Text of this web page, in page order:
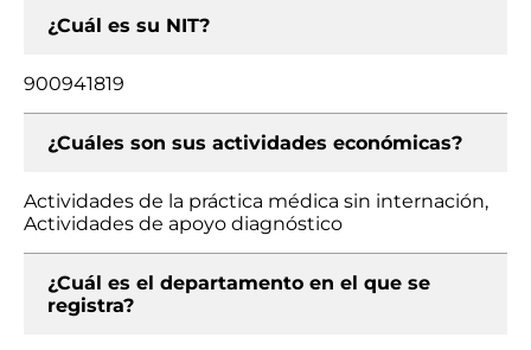
¿Cuál es su NIT?
900941819
¿Cuáles son sus actividades económicas?
Actividades de la práctica médica sin internación,
Actividades de apoyo diagnóstico
¿Cuál es el departamento en el que se
registra?